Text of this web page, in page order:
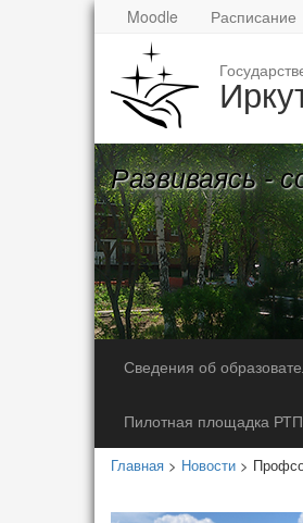
Moodle Расписание
Развиваясь -
Сведения об
Пилотная площадка
Главная > Новости >